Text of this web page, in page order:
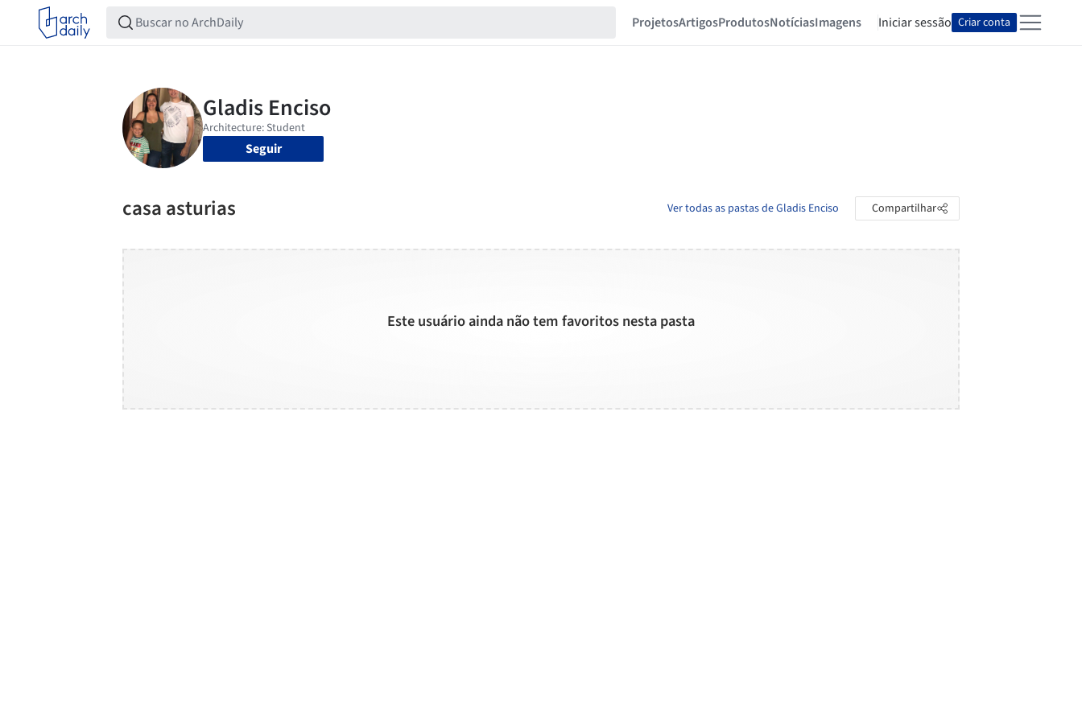
ProjetosArtigosProdutosNotíciasImagens Iniciar sessão Criar conta
Seguir
casa asturias Ver todas as pastas de Gladis Enciso Compartilhar
Este usuário ainda não tem favoritos nesta pasta